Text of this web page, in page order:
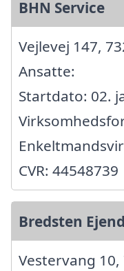
BHN Service
Vejlevej 147,
Ansatte:
Startdato: 02.
CVR: 44548739
Bredsten
Vestervang